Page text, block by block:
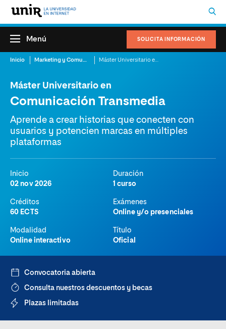
SOLICITA INFORMACIÓN
Menú
Inicio Marketing y Comunicación
Máster Universitario en
Comunicación Transmedia
Aprende a crear historias que conecten con
usuarios y potencien marcas en múltiples
plataformas
Inicio
02 nov 2026
Duración
1 curso
Créditos
60 ECTS
Exámenes
Online y/o presenciales
Modalidad
Online interactivo
Título
Oficial
Convocatoria abierta
Consulta nuestros descuentos y becas
Plazas limitadas